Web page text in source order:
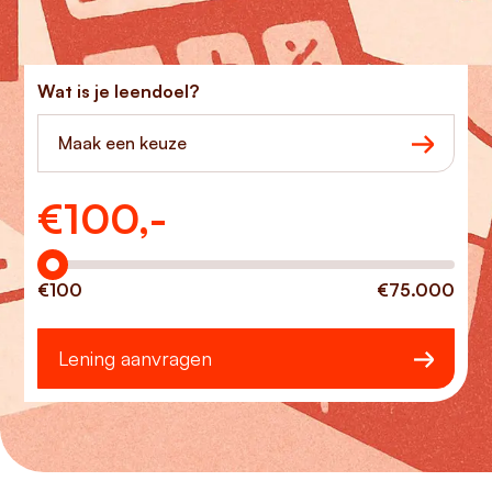
Wat is je leendoel?
Maak een keuze
€100,-
Hoeveel wilt u lenen?
€100 €75.000
Lening aanvragen